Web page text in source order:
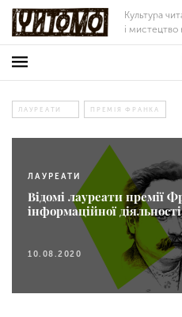
Культура
і мистецтво
ЛАУРЕАТИ ПРЕМІЯ ФРАНКА
ЛАУРЕАТИ
Відомі лауреати премії
інформаційної діяльності
10.08.2020